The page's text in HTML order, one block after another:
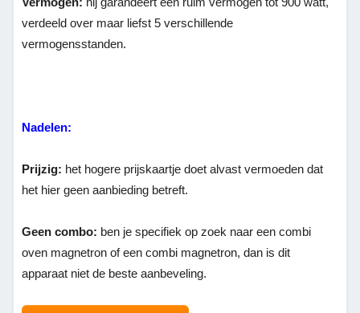
verdeeld over maar liefst 5 verschillende
vermogensstanden.
Nadelen:
Prijzig: het hogere prijskaartje doet alvast vermoeden dat
het hier geen aanbieding betreft.
Geen combo: ben je specifiek op zoek naar een combi
oven magnetron of een combi magnetron, dan is dit
apparaat niet de beste aanbeveling.